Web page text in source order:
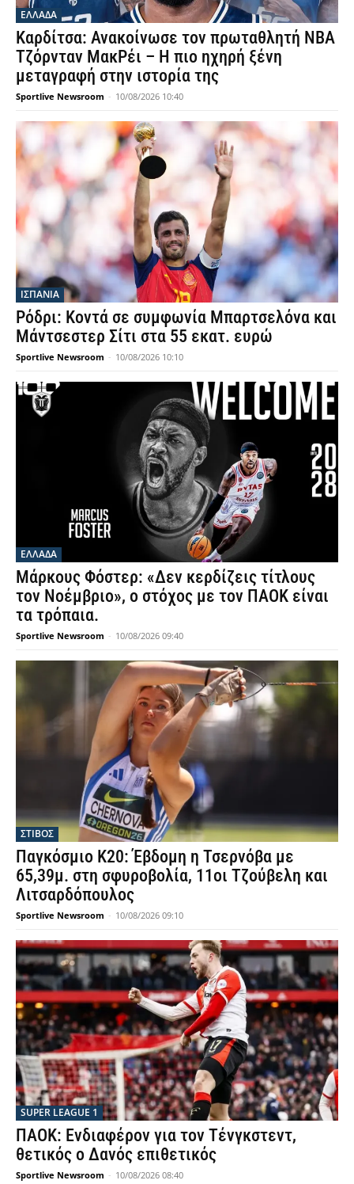
ΕΛΛΑΔΑ
Καρδίτσα: Ανακοίνωσε τον πρωταθλητή NBA
Τζόρνταν ΜακΡέι – Η πιο ηχηρή ξένη
μεταγραφή στην ιστορία της
Sportlive Newsroom - 10/08/2026 10:40
ΙΣΠΑΝΙΑ
Ρόδρι: Κοντά σε συμφωνία Μπαρτσελόνα και
Μάντσεστερ Σίτι στα 55 εκατ. ευρώ
Sportlive Newsroom - 10/08/2026 10:10
ΕΛΛΑΔΑ
Μάρκους Φόστερ: «Δεν κερδίζεις τίτλους
τον Νοέμβριο», ο στόχος με τον ΠΑΟΚ είναι
τα τρόπαια.
Sportlive Newsroom - 10/08/2026 09:40
ΣΤΙΒΟΣ
Παγκόσμιο Κ20: Έβδομη η Τσερνόβα με
65,39μ. στη σφυροβολία, 11οι Τζούβελη και
Λιτσαρδόπουλος
Sportlive Newsroom - 10/08/2026 09:10
SUPER LEAGUE 1
ΠΑΟΚ: Ενδιαφέρον για τον Τένγκστεντ,
θετικός ο Δανός επιθετικός
Sportlive Newsroom - 10/08/2026 08:40